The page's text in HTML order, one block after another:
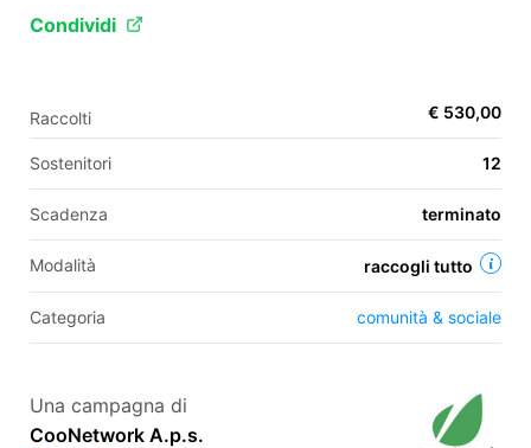
IT
EN
ES
Condividi
Raccolti € 530,00
Sostenitori 12
Scadenza terminato
Modalità raccogli tutto
Categoria comunità & sociale
Una campagna di
CooNetwork A.p.s.